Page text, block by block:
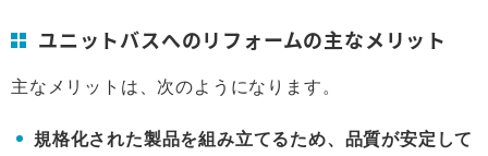
ユニットバスへのリフォームの主なメリット
主なメリットは、次のようになります。
規格化された製品を組み立てるため、品質が安定して